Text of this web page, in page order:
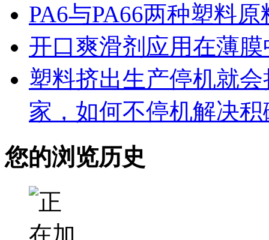
PA6与PA66两种塑料
开口爽滑剂应用在薄
塑料挤出生产停机就
家，如何不停机解决
您的浏览历史